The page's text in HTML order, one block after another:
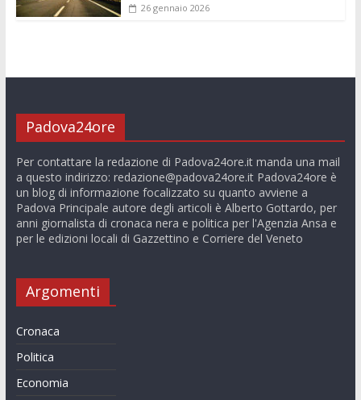
26 gennaio 2026
Padova24ore
Per contattare la redazione di Padova24ore.it manda una mail
a questo indirizzo: redazione@padova24ore.itPadova24ore è
un blog di informazione focalizzato su quanto avviene a
Padova Principale autore degli articoli è Alberto Gottardo, per
anni giornalista di cronaca nera e politica per l'Agenzia Ansa e
per le edizioni locali di Gazzettino e Corriere del Veneto
Argomenti
Cronaca
Politica
Economia